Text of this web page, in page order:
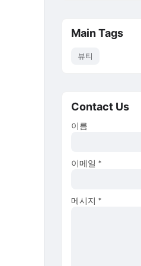
Main Tags
뷰티
Contact Us
이름
이메일 *
메시지 *